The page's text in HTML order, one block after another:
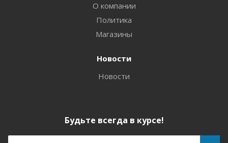
О компании
Политика
Магазины
Новости
Новости
Будьте всегда в курсе!